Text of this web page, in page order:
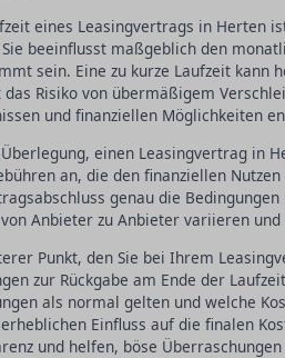
eines Leasingvertrags in Herten
beeinflusst maßgeblich den
sein. Eine zu kurze Laufzeit kann
das Risiko von übermäßigem
und finanziellen Möglichkeiten
einen Leasingvertrag in
an, die den finanziellen
genau die
Anbieter zu Anbieter variieren
Punkt, den Sie bei Ihrem
zur Rückgabe am Ende der
als normal gelten und welche
Einfluss auf die finalen
und helfen, böse